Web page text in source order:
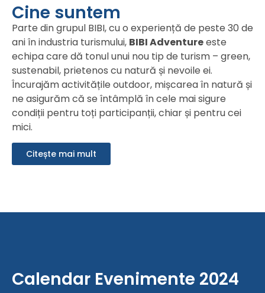
Cine suntem
Parte din grupul BIBI, cu o experiență de peste 30 de
ani în industria turismului, BIBI Adventureeste
echipa care dă tonul unui nou tip de turism – green,
sustenabil, prietenos cu natură și nevoile ei.
Încurajăm activitățile outdoor, mișcarea în natură și
ne asigurăm că se întâmplă în cele mai sigure
condiții pentru toți participanții, chiar și pentru cei
mici.
Citește mai mult
Calendar Evenimente 2024